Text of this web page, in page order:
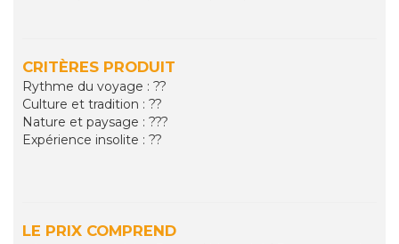
CRITÈRES PRODUIT
Rythme du voyage : ??
Culture et tradition : ??
Nature et paysage : ???
Expérience insolite : ??
LE PRIX COMPREND